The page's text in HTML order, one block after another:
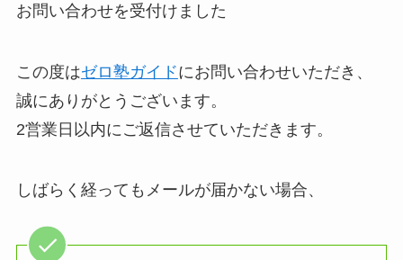
お問い合わせを受付けました
この度はゼロ塾ガイドにお問い合わせいただき、
誠にありがとうございます。
2営業日以内にご返信させていただきます。
しばらく経ってもメールが届かない場合、